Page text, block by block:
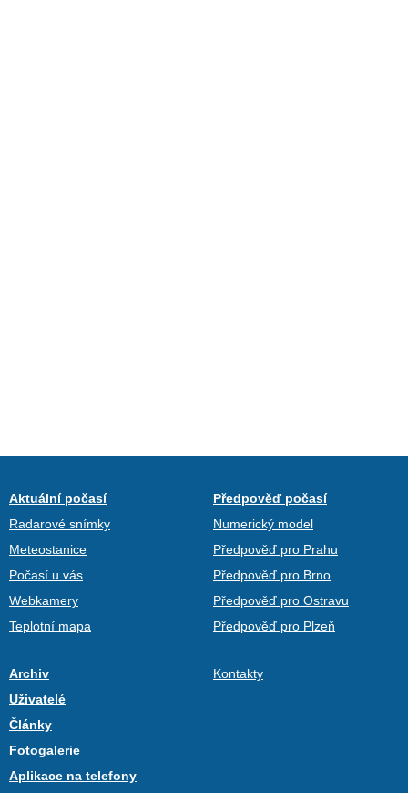
Aktuální počasí
Radarové snímky
Meteostanice
Počasí u vás
Webkamery
Teplotní mapa
Předpověď počasí
Numerický model
Předpověď pro Prahu
Předpověď pro Brno
Předpověď pro Ostravu
Předpověď pro Plzeň
Archiv
Uživatelé
Články
Fotogalerie
Aplikace na telefony
Kontakty